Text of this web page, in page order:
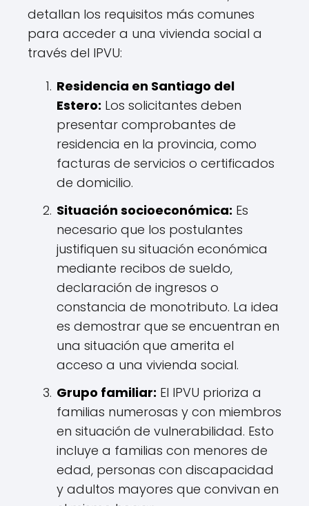
detallan los requisitos más comunes
para acceder a una vivienda social a
través del IPVU:
Residencia en Santiago del
Estero: Los solicitantes deben
presentar comprobantes de
residencia en la provincia, como
facturas de servicios o certificados
de domicilio.
Situación socioeconómica: Es
necesario que los postulantes
justifiquen su situación económica
mediante recibos de sueldo,
declaración de ingresos o
constancia de monotributo. La idea
es demostrar que se encuentran en
una situación que amerita el
acceso a una vivienda social.
Grupo familiar: El IPVU prioriza a
familias numerosas y con miembros
en situación de vulnerabilidad. Esto
incluye a familias con menores de
edad, personas con discapacidad
y adultos mayores que convivan en